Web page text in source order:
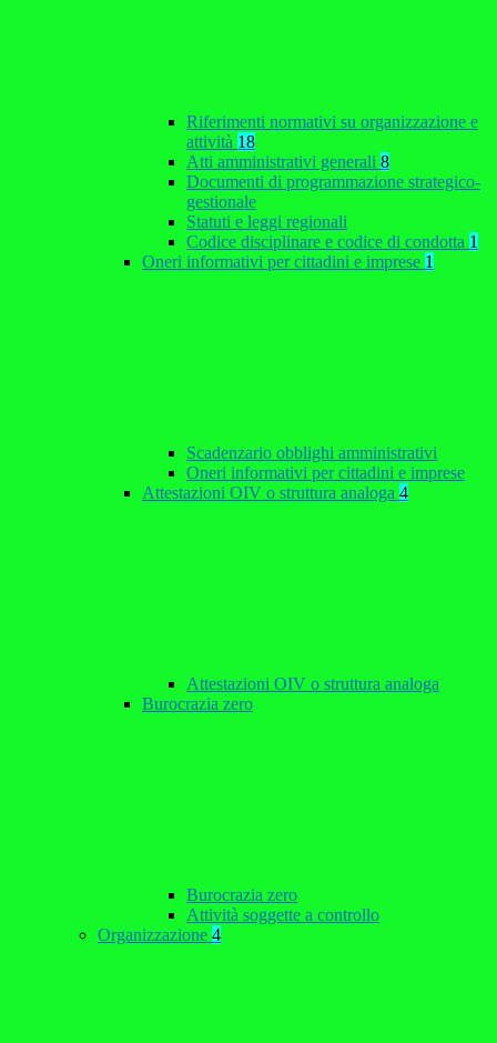
Riferimenti normativi su organizzazione e
attività 18
Atti amministrativi generali 8
Documenti di programmazione strategico-
gestionale
Statuti e leggi regionali
Codice disciplinare e codice di condotta 1
Oneri informativi per cittadini e imprese 1
Scadenzario obblighi amministrativi
Oneri informativi per cittadini e imprese
Attestazioni OIV o struttura analoga 4
Attestazioni OIV o struttura analoga
Burocrazia zero
Burocrazia zero
Attività soggette a controllo
Organizzazione 4